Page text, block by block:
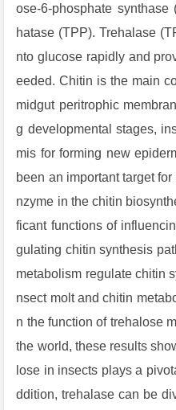
ose-6-phosphate synthase
hatase (TPP). Trehalase
nto glucose rapidly and
eeded. Chitin is the main
midgut peritrophic
g developmental stages,
mis for forming new
been an important target
nzyme in the chitin
ficant functions of
gulating chitin synthesis
metabolism regulate chitin
nsect molt and chitin
n the function of trehalose
the world, these results
lose in insects plays a
ddition, trehalase can be